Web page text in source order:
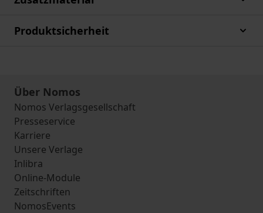
Produktsicherheit
Über Nomos
Nomos Verlagsgesellschaft
Presseservice
Karriere
Unsere Verlage
Inlibra
Online-Module
Zeitschriften
NomosEvents